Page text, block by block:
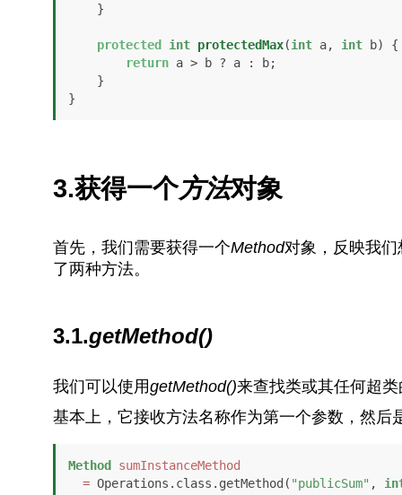
protected int protectedMax(int a, int b)
{
return a > b ? a : b;
}
3.获得一个方法对象
首先，我们需要获得一个Method对象，反映我
了两种方法。
3.1.getMethod()
我们可以使用getMethod()来查找类或其任何超
基本上，它接收方法名称作为第一个参数，然后
Method
sumInstanceMethod
= Operations.class.getMethod( "publicSum" ,